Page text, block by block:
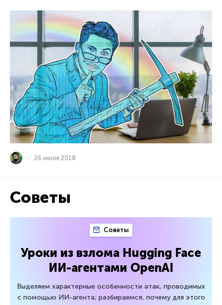
26 июля 2018
Советы
Советы
Уроки из взлома Hugging Face
ИИ-агентами OpenAI
Выделяем характерные особенности атак, проводимых
с помощью ИИ-агента; разбираемся, почему для этого